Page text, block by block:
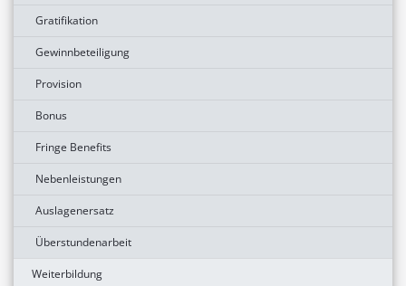
Gratifikation
Gewinnbeteiligung
Provision
Bonus
Fringe Benefits
Nebenleistungen
Auslagenersatz
Überstundenarbeit
Weiterbildung